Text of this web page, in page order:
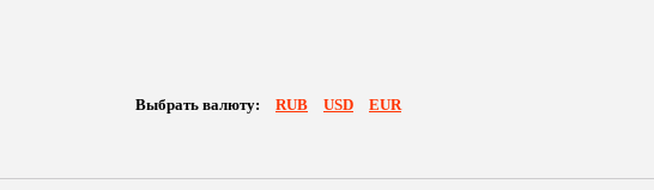
Выбрать валюту: RUB USD EUR